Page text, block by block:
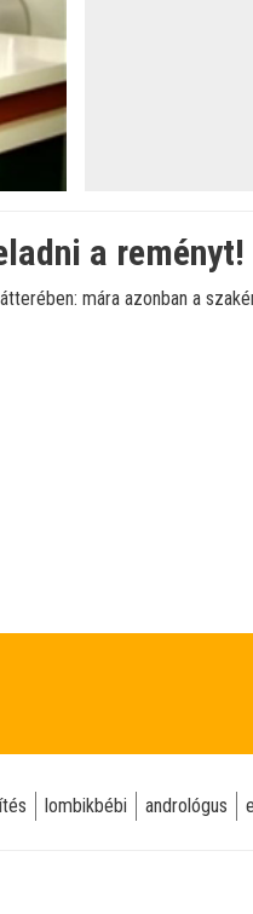
a reményt!
mára azonban a
lombikbébi andrológus